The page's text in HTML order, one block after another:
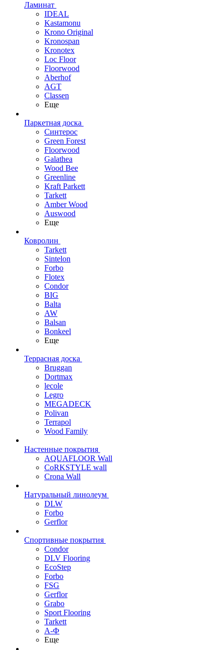
Ламинат
IDEAL
Kastamonu
Krono Original
Kronospan
Kronotex
Loc Floor
Floorwood
Aberhof
AGT
Classen
Еще
Паркетная доска
Синтерос
Green Forest
Floorwood
Galathea
Wood Bee
Greenline
Kraft Parkett
Tarkett
Amber Wood
Auswood
Еще
Ковролин
Tarkett
Sintelon
Forbo
Flotex
Condor
BIG
Balta
AW
Balsan
Bonkeel
Еще
Террасная доска
Bruggan
Dortmax
lecole
Legro
MEGADECK
Polivan
Terrapol
Wood Family
Настенные покрытия
AQUAFLOOR Wall
CoRKSTYLE wall
Crona Wall
Натуральный линолеум
DLW
Forbo
Gerflor
Спортивные покрытия
Condor
DLV Flooring
EcoStep
Forbo
FSG
Gerflor
Grabo
Sport Flooring
Tarkett
А-Ф
Еще